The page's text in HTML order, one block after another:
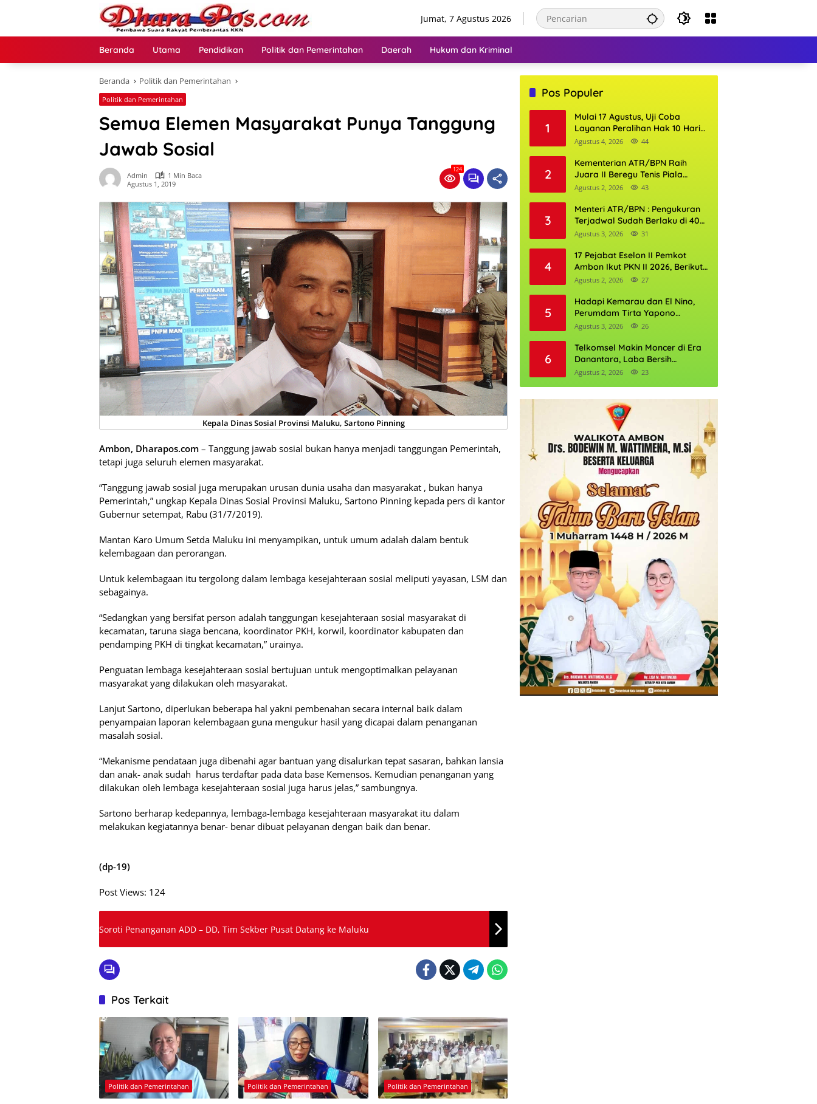
Jumat, 7 Agustus 2026
Beranda Utama Pendidikan Politik dan Pemerintahan Daerah Hukum dan Kriminal
Beranda Politik dan Pemerintahan
Politik dan Pemerintahan
Semua Elemen Masyarakat Punya Tanggung
Jawab Sosial
Admin
1 Min Baca
Agustus 1, 2019
124
Kepala Dinas Sosial Provinsi Maluku, Sartono Pinning
Ambon, Dharapos.com – Tanggung jawab sosial bukan hanya menjadi tanggungan Pemerintah,
tetapi juga seluruh elemen masyarakat.
“Tanggung jawab sosial juga merupakan urusan dunia usaha dan masyarakat , bukan hanya
Pemerintah,” ungkap Kepala Dinas Sosial Provinsi Maluku, Sartono Pinning kepada pers di kantor
Gubernur setempat, Rabu (31/7/2019).
Mantan Karo Umum Setda Maluku ini menyampikan, untuk umum adalah dalam bentuk
kelembagaan dan perorangan.
Untuk kelembagaan itu tergolong dalam lembaga kesejahteraan sosial meliputi yayasan, LSM dan
sebagainya.
“Sedangkan yang bersifat person adalah tanggungan kesejahteraan sosial masyarakat di
kecamatan, taruna siaga bencana, koordinator PKH, korwil, koordinator kabupaten dan
pendamping PKH di tingkat kecamatan,” urainya.
Penguatan lembaga kesejahteraan sosial bertujuan untuk mengoptimalkan pelayanan
masyarakat yang dilakukan oleh masyarakat.
Lanjut Sartono, diperlukan beberapa hal yakni pembenahan secara internal baik dalam
penyampaian laporan kelembagaan guna mengukur hasil yang dicapai dalam penanganan
masalah sosial.
“Mekanisme pendataan juga dibenahi agar bantuan yang disalurkan tepat sasaran, bahkan lansia
dan anak- anak sudah harus terdaftar pada data base Kemensos. Kemudian penanganan yang
dilakukan oleh lembaga kesejahteraan sosial juga harus jelas,” sambungnya.
Sartono berharap kedepannya, lembaga-lembaga kesejahteraan masyarakat itu dalam
melakukan kegiatannya benar- benar dibuat pelayanan dengan baik dan benar.
(dp-19)
Post Views: 124
Soroti Penanganan ADD – DD, Tim Sekber Pusat Datang ke Maluku
Pos Terkait
Politik dan Pemerintahan Politik dan Pemerintahan Politik dan Pemerintahan
Pos Populer
1
Mulai 17 Agustus, Uji Coba
Layanan Peralihan Hak 10 Hari
di 15 Kantor Pertanahan
Agustus 4, 2026 44
2
Kementerian ATR/BPN Raih
Juara II Beregu Tenis Piala
Gubernur DKI Jakarta 2026
Agustus 2, 2026 43
3
Menteri ATR/BPN : Pengukuran
Terjadwal Sudah Berlaku di 400
Kantor Pertanahan
Agustus 3, 2026 31
4
17 Pejabat Eselon II Pemkot
Ambon Ikut PKN II 2026, Berikut
Daftarnya
Agustus 2, 2026 27
5
Hadapi Kemarau dan El Nino,
Perumdam Tirta Yapono
Perkuat Cadangan Air Ambon
Agustus 3, 2026 26
6
Telkomsel Makin Moncer di Era
Danantara, Laba Bersih
Semester I 2026 Tembus Rp10,4
Agustus 2, 2026 23